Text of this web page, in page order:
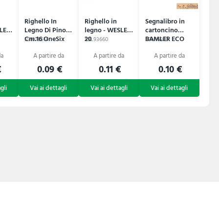
Righello In
Legno Di Pino
Cm.16 OneSix
59N08514
0.09 €
Righello in
legno - WESLEY
20
59L93660
0.11 €
Segnalibro in
cartoncino
BAMLER ECO
59N16843
0.10 €